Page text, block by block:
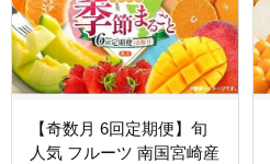
【奇数月 6回定期便】旬
人気 フルーツ 南国宮崎産